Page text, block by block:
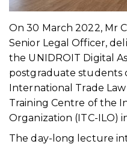
On 30 March 2022, Mr
Senior Legal Officer,
the UNIDROIT Digital
postgraduate students
International Trade
Training Centre of the
Organization (ITC-ILO)
The day-long lecture